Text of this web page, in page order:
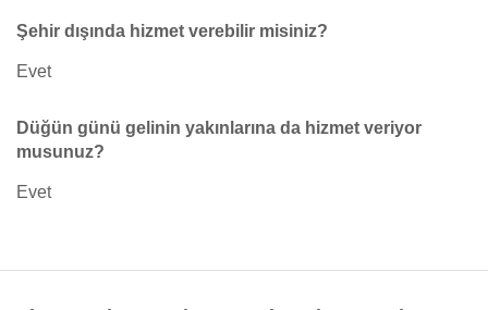
Şehir dışında hizmet verebilir misiniz?
Evet
Düğün günü gelinin yakınlarına da hizmet veriyor
musunuz?
Evet